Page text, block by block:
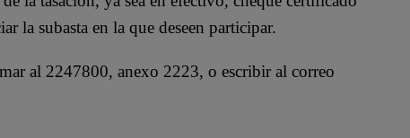
la subasta en la que deseen participar.
al 2247800, anexo 2223, o escribir al correo